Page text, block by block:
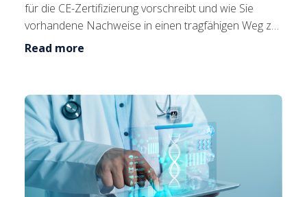
für die CE-Zertifizierung vorschreibt und wie Sie
vorhandene Nachweise in einen tragfähigen Weg zur
Mar...
Read more